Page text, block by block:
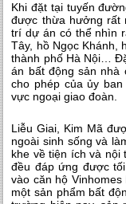
Khi đặt tại tuyến
được thừa hưởng rất
trí dự án có thể nhìn
Tây, hồ Ngọc Khánh,
thành phố Hà Nội…
án bất động sản nhà
cho phép của ủy
vực ngoại giao đoàn.
Liễu Giai, Kim Mã
ngoài sinh sống và
khe về tiện ích và nội
đều đáp ứng được
vào căn hộ
một sản phẩm bất